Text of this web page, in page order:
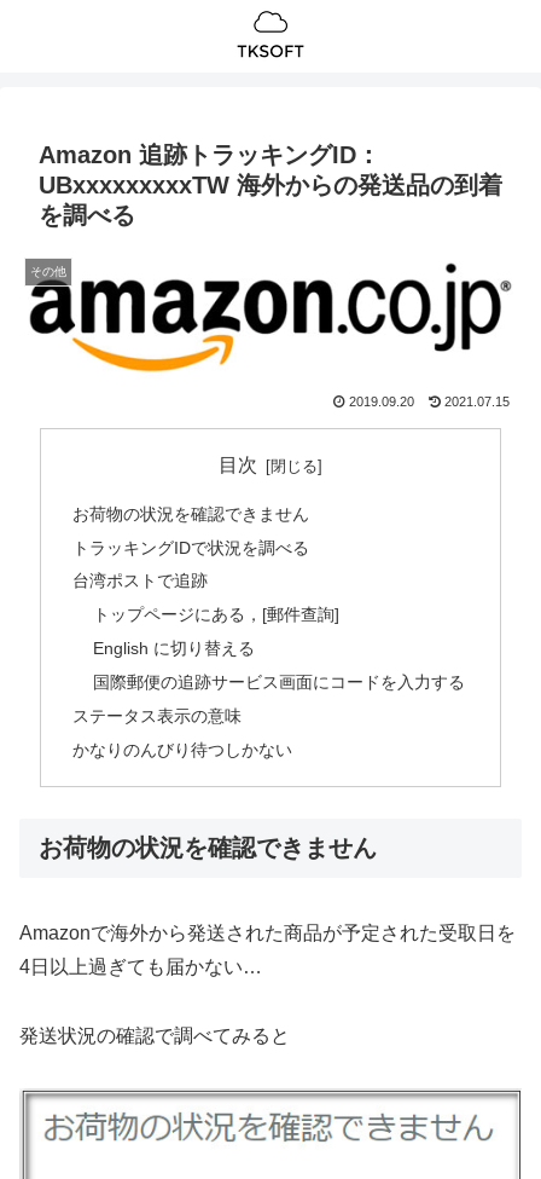
Amazon 追跡トラッキングID：
UBxxxxxxxxxTW 海外からの発送品の到着
を調べる
その他
2019.09.20 2021.07.15
目次
お荷物の状況を確認できません
トラッキングIDで状況を調べる
台湾ポストで追跡
トップページにある，[郵件查詢]
English に切り替える
国際郵便の追跡サービス画面にコードを入力する
ステータス表示の意味
かなりのんびり待つしかない
お荷物の状況を確認できません
Amazonで海外から発送された商品が予定された受取日を
4日以上過ぎても届かない…
発送状況の確認で調べてみると